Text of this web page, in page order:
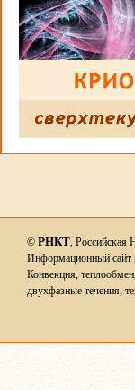
© РНКТ, Российская
Информационный сайт
Конвекция,
двухфазные течения,